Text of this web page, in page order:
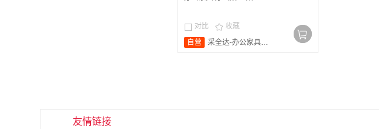
对比  收藏
自营
采全达-办公家具旗舰店
友情链接